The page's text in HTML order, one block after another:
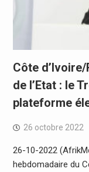
Côte
de l’Etat : le
plateforme
26 octobre 2022
26-10-2022
hebdomadaire du